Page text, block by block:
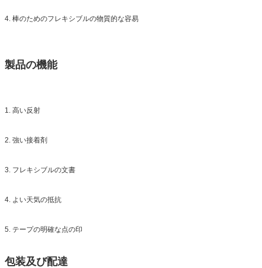
4. 棒のためのフレキシブルの物質的な容易
製品の機能
1. 高い反射
2. 強い接着剤
3. フレキシブルの文書
4. よい天気の抵抗
5. テープの明確な点の印
包装及び配達